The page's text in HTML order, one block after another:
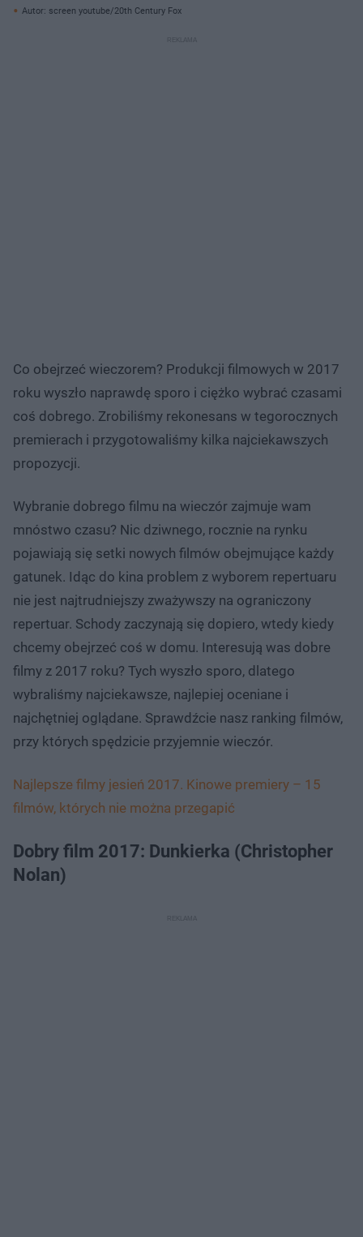
Autor: screen youtube/20th Century Fox
Co obejrzeć wieczorem? Produkcji filmowych w 2017
roku wyszło naprawdę sporo i ciężko wybrać czasami
coś dobrego. Zrobiliśmy rekonesans w tegorocznych
premierach i przygotowaliśmy kilka najciekawszych
propozycji.
Wybranie dobrego filmu na wieczór zajmuje wam
mnóstwo czasu? Nic dziwnego, rocznie na rynku
pojawiają się setki nowych filmów obejmujące każdy
gatunek. Idąc do kina problem z wyborem repertuaru
nie jest najtrudniejszy zważywszy na ograniczony
repertuar. Schody zaczynają się dopiero, wtedy kiedy
chcemy obejrzeć coś w domu. Interesują was dobre
filmy z 2017 roku? Tych wyszło sporo, dlatego
wybraliśmy najciekawsze, najlepiej oceniane i
najchętniej oglądane. Sprawdźcie nasz ranking filmów,
przy których spędzicie przyjemnie wieczór.
Najlepsze filmy jesień 2017. Kinowe premiery – 15
filmów, których nie można przegapić
Dobry film 2017: Dunkierka (Christopher
Nolan)